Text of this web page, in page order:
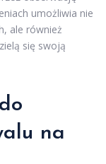
umożliwia nie
ale również
się swoją
na